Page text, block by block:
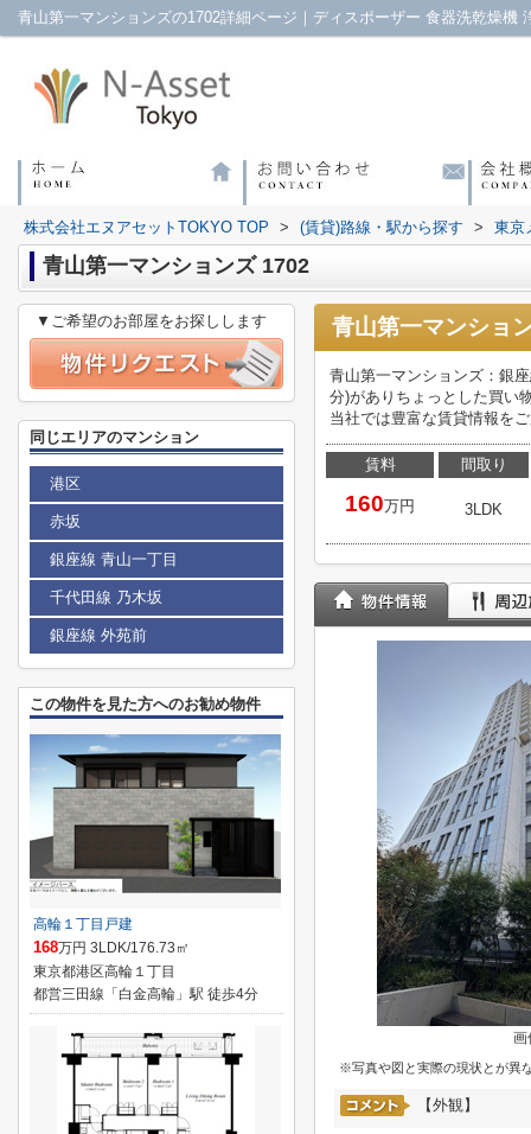
株式会社エヌアセットTOKYO TOP > (賃貸)路線・駅から探す > 東京
青山第一マンションズ 1702
青山第一マンショ
青山第一マンションズ：銀
分)がありちょっとした買い
当社では豊富な賃貸情報を
賃料
160万円
間取り
3LDK
画
※写真や図と実際の現状とが異
【外観】
▼ご希望のお部屋をお探しします
同じエリアのマンション
港区
赤坂
銀座線 青山一丁目
千代田線 乃木坂
銀座線 外苑前
この物件を見た方へのお勧め物件
高輪１丁目戸建
168万円 3LDK/176.73㎡
東京都港区高輪１丁目
都営三田線「白金高輪」駅 徒歩4分